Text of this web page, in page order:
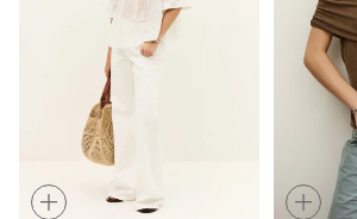
+
+